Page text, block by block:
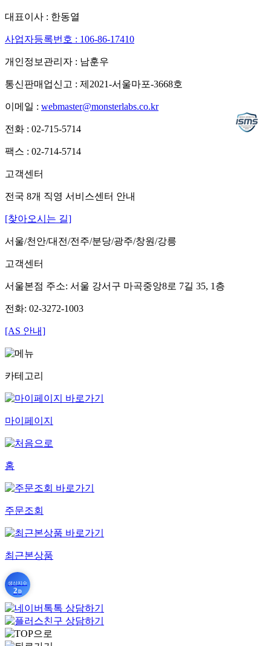
대표이사 : 한동열
사업자등록번호 : 106-86-17410
개인정보관리자 : 남훈우
통신판매업신고 : 제2021-서울마포-3668호
이메일 : webmaster@monsterlabs.co.kr
전화 : 02-715-5714
팩스 : 02-714-5714
고객센터
전국 8개 직영 서비스센터 안내
[찾아오시는 길]
서울/천안/대전/전주/분당/광주/창원/강릉
고객센터
서울본점 주소: 서울 강서구 마곡중앙8로 7길 35, 1층
전화: 02-3272-1003
[AS 안내]
카테고리
마이페이지
홈
주문조회
최근본상품
생산지수
2 D